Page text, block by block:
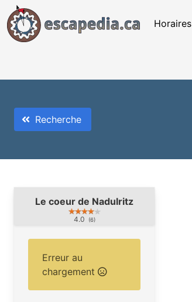
Horaires
Recherche
Le coeur de Nadulritz
4.0 (6)
Erreur au
chargement